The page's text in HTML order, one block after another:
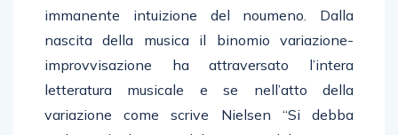
immanente intuizione del noumeno. Dalla
nascita della musica il binomio variazione-
improvvisazione ha attraversato l’intera
letteratura musicale e se nell’atto della
variazione come scrive Nielsen “Si debba